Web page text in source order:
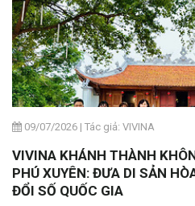
09/07/2026 | Tác giả: VIVINA
VIVINA KHÁNH THÀNH
PHÚ XUYÊN: ĐƯA DI SẢN
ĐỔI SỐ QUỐC GIA